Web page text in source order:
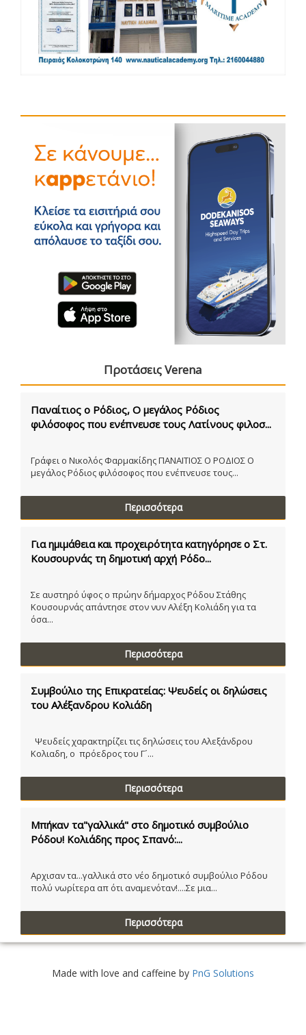
Προτάσεις Verena
Παναίτιος ο Ρόδιος, Ο μεγάλος Ρόδιος
φιλόσοφος που ενέπνευσε τους Λατίνους φιλοσ...
Γράφει ο Νικολός Φαρμακίδης ΠΑΝΑΙΤΙΟΣ Ο ΡΟΔΙΟΣ Ο
μεγάλος Ρόδιος φιλόσοφος που ενέπνευσε τους...
Περισσότερα
Για ημιμάθεια και προχειρότητα κατηγόρησε ο Στ.
Κουσουρνάς τη δημοτική αρχή Ρόδο...
Σε αυστηρό ύφος ο πρώην δήμαρχος Ρόδου Στάθης
Κουσουρνάς απάντησε στον νυν Αλέξη Κολιάδη για τα
όσα...
Περισσότερα
Συμβούλιο της Επικρατείας: Ψευδείς οι δηλώσεις
του Αλέξανδρου Κολιάδη
Ψευδείς χαρακτηρίζει τις δηλώσεις του Αλεξάνδρου
Κολιαδη, ο πρόεδρος του Γ´...
Περισσότερα
Μπήκαν τα"γαλλικά" στο δημοτικό συμβούλιο
Ρόδου! Κολιάδης προς Σπανό:...
Αρχισαν τα...γαλλικά στο νέο δημοτικό συμβούλιο Ρόδου
πολύ νωρίτερα απ ότι αναμενόταν!....Σε μια...
Περισσότερα
Made with love and caffeine by PnG Solutions